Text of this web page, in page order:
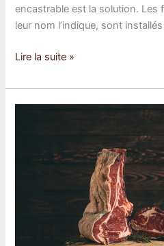
encastrable est la solution. Les
leur nom l’indique, sont
Ce
faut
savoir
encastrable
Lire la suite »